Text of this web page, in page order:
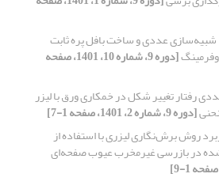
شبیه‌سازی عددی و ساخت بافل پره ثابت
[دوره 9، شماره 10، 1401، صفحه
رفتار تغییر شکل در خمکاری ورق با لیزر
[دوره 9، شماره 2، 1401، صفحه 1-7]
روش برش‌نگاری لیزری با استفاده از
شده در بازرسی غیرمخرب عیوب صفحه‌ای